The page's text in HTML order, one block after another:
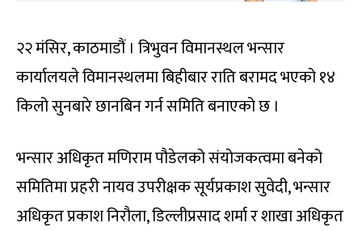
२२ मंसिर, काठमाडौं । त्रिभुवन विमानस्थल भन्सार
कार्यालयले विमानस्थलमा बिहीबार राति बरामद भएको १४
किलो सुनबारे छानबिन गर्न समिति बनाएको छ ।
भन्सार अधिकृत मणिराम पौडेलको संयोजकत्वमा बनेको
समितिमा प्रहरी नायव उपरीक्षक सूर्यप्रकाश सुवेदी, भन्सार
अधिकृत प्रकाश निरौला, डिल्लीप्रसाद शर्मा र शाखा अधिकृत